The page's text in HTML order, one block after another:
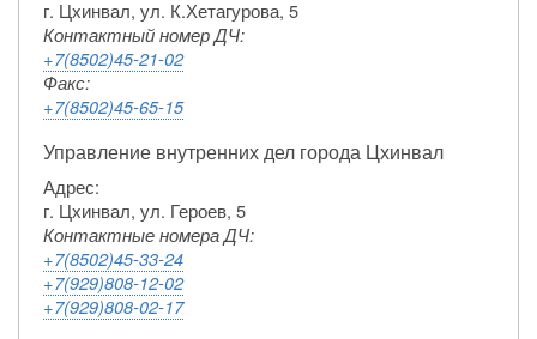
г. Цхинвал, ул. К.Хетагурова, 5
Контактный номер ДЧ:
+7(8502)45-21-02
Факс:
+7(8502)45-65-15
Управление внутренних дел города Цхинвал
Адрес:
г. Цхинвал, ул. Героев, 5
Контактные номера ДЧ:
+7(8502)45-33-24
+7(929)808-12-02
+7(929)808-02-17